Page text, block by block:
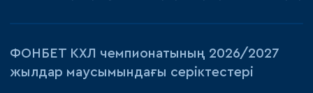
ФОНБЕТ КХЛ чемпионатының 2026/2027
жылдар маусымындағы серіктестері